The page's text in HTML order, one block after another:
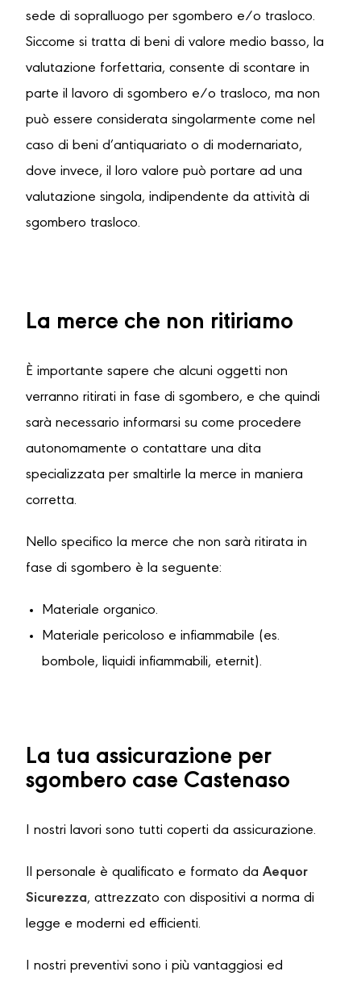
sede di sopralluogo per sgombero e/o trasloco.
Siccome si tratta di beni di valore medio basso, la
valutazione forfettaria, consente di scontare in
parte il lavoro di sgombero e/o trasloco, ma non
può essere considerata singolarmente come nel
caso di beni d’antiquariato o di modernariato,
dove invece, il loro valore può portare ad una
valutazione singola, indipendente da attività di
sgombero trasloco.
La merce che non ritiriamo
È importante sapere che alcuni oggetti non
verranno ritirati in fase di sgombero, e che quindi
sarà necessario informarsi su come procedere
autonomamente o contattare una dita
specializzata per smaltirle la merce in maniera
corretta.
Nello specifico la merce che non sarà ritirata in
fase di sgombero è la seguente:
Materiale organico.
Materiale pericoloso e infiammabile (es.
bombole, liquidi infiammabili, eternit).
La tua assicurazione per
sgombero case Castenaso
I nostri lavori sono tutti coperti da assicurazione.
Il personale è qualificato e formato da Aequor
Sicurezza, attrezzato con dispositivi a norma di
legge e moderni ed efficienti.
I nostri preventivi sono i più vantaggiosi ed